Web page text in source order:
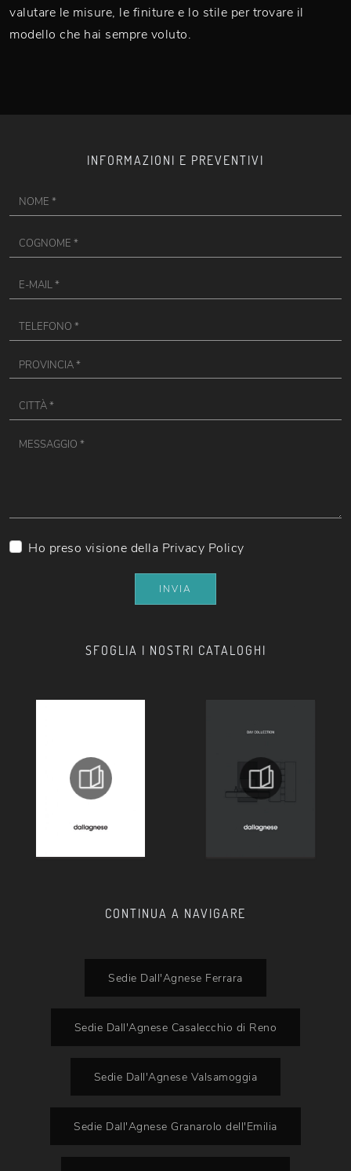
valutare le misure, le finiture e lo stile per trovare il
modello che hai sempre voluto.
SFOGLIA I NOSTRI CATALOGHI
CONTINUA A NAVIGARE
Sedie Dall'Agnese Ferrara
Sedie Dall'Agnese Casalecchio di Reno
Sedie Dall'Agnese Valsamoggia
Sedie Dall'Agnese Granarolo dell'Emilia
INFORMAZIONI E PREVENTIVI
Ho preso visione della Privacy Policy
INVIA